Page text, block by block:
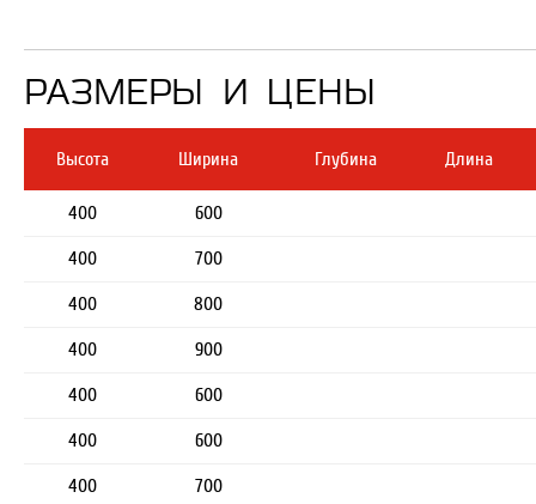
РАЗМЕРЫ И ЦЕНЫ
Высота Ширина Глубина Длина
400 600
400 700
400 800
400 900
400 600
400 600
400 700